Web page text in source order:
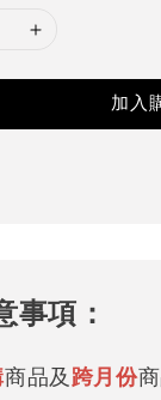
加入
事項：
商品及 跨月份